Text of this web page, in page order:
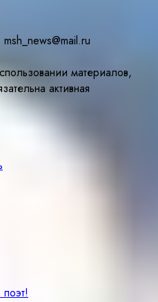
материалов,
активная